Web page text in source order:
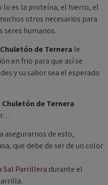
es la proteína, el hierro, el
otros necesarios para
humanos.
Chuletón de Ternera le
en frio para que así se
y su sabor sea el esperado
Chuletón de Ternera
asegurarnos de esto,
que debe de ser de un color
Sal Parrillera durante el